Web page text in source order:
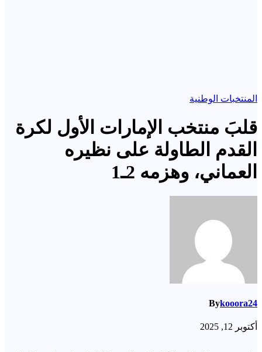
المنتخبات الوطنية
قلبَ منتخب الإمارات الأول لكرة
القدم الطاولة على نظيره
العماني، وهزمه 2ـ1
Bykooora24
أكتوبر 12, 2025